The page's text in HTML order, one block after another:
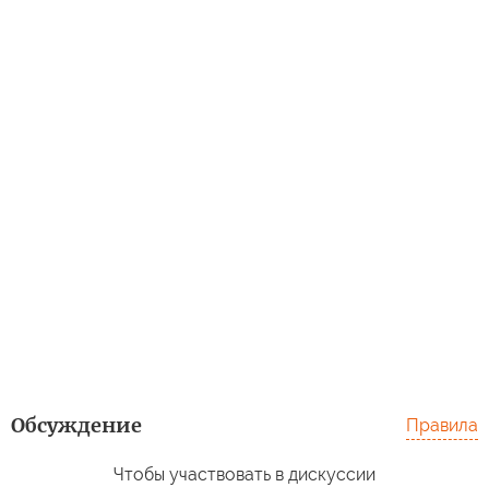
Обсуждение Правила
Чтобы участвовать в дискуссии